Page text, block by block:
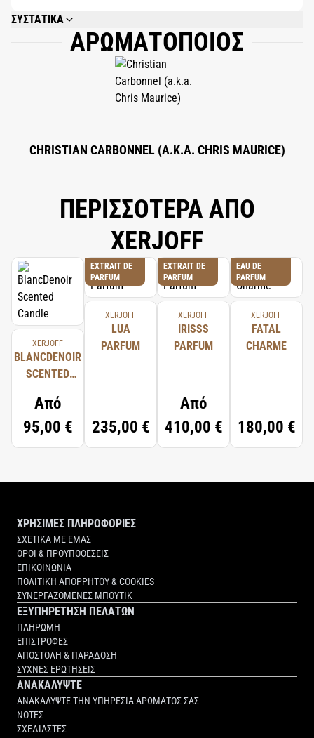
ΣΥΣΤΑΤΙΚΑ
ALCOHOL DENAT., PARFUM (FRAGRANCE), AQUA (WATER), BHT, ALPHA-
ISOMETHYL IONONE, BENZYL ALCOHOL, BENZYL BENZOATE, BENZYL
SALICYLATE, CINNAMAL, CITRAL, CITRONELLOL, COUMARIN, EUGENOL,
FARNESOL, GERANIOL, HYDROXYCITRONELLAL, LIMONENE, LINALOOL.
ΑΡΩΜΑΤΟΠΟΙΟΣ
CHRISTIAN CARBONNEL (A.K.A. CHRIS MAURICE)
ΠΕΡΙΣΣΟΤΕΡΑ ΑΠΟ
XERJOFF
XERJOFF
BLANCDENOIR
SCENTED
Από
95,00 €
EXTRAIT DE
PARFUM
XERJOFF
LUA
PARFUM
235,00 €
EXTRAIT DE
PARFUM
XERJOFF
IRISSS
PARFUM
Από
410,00 €
EAU DE
PARFUM
XERJOFF
FATAL
CHARME
180,00 €
ΧΡΗΣΙΜΕΣ ΠΛΗΡΟΦΟΡΙΕΣ
ΣΧΕΤΙΚΑ ΜΕ ΕΜΑΣ
ΟΡΟΙ & ΠΡΟΥΠΟΘΕΣΕΙΣ
ΕΠΙΚΟΙΝΩΝΙΑ
ΠΟΛΙΤΙΚΗ ΑΠΟΡΡΗΤΟΥ & COOKIES
ΣΥΝΕΡΓΑΖΟΜΕΝΕΣ ΜΠΟΥΤΙΚ
ΕΞΥΠΗΡΕΤΗΣΗ ΠΕΛΑΤΩΝ
ΠΛΗΡΩΜΗ
ΕΠΙΣΤΡΟΦΕΣ
ΑΠΟΣΤΟΛΗ & ΠΑΡΑΔΟΣΗ
ΣΥΧΝΕΣ ΕΡΩΤΗΣΕΙΣ
ΑΝΑΚΑΛΥΨΤΕ
ΑΝΑΚΑΛΥΨΤΕ ΤΗΝ ΥΠΗΡΕΣΙΑ ΑΡΩΜΑΤΟΣ ΣΑΣ
ΝΟΤΕΣ
ΣΧΕΔΙΑΣΤΕΣ